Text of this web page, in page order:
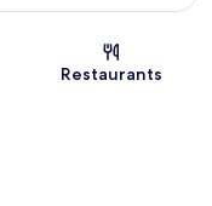
Restaurants